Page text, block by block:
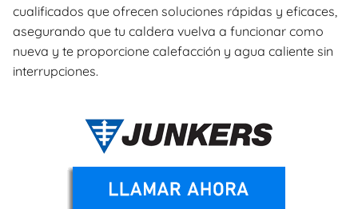
cualificados que ofrecen soluciones rápidas y eficaces,
asegurando que tu caldera vuelva a funcionar como
nueva y te proporcione calefacción y agua caliente sin
interrupciones.